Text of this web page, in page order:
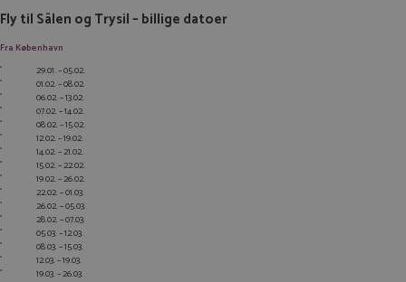
Fly til Sälen og Trysil – billige datoer
Fra København
29.01. – 05.02.
01.02. – 08.02.
06.02. – 13.02.
07.02. – 14.02.
08.02. – 15.02.
12.02. – 19.02.
14.02. – 21.02.
15.02. – 22.02.
19.02. – 26.02.
22.02. – 01.03.
26.02. – 05.03.
28.02. – 07.03.
05.03. – 12.03.
08.03. – 15.03.
12.03. – 19.03.
19.03. – 26.03.